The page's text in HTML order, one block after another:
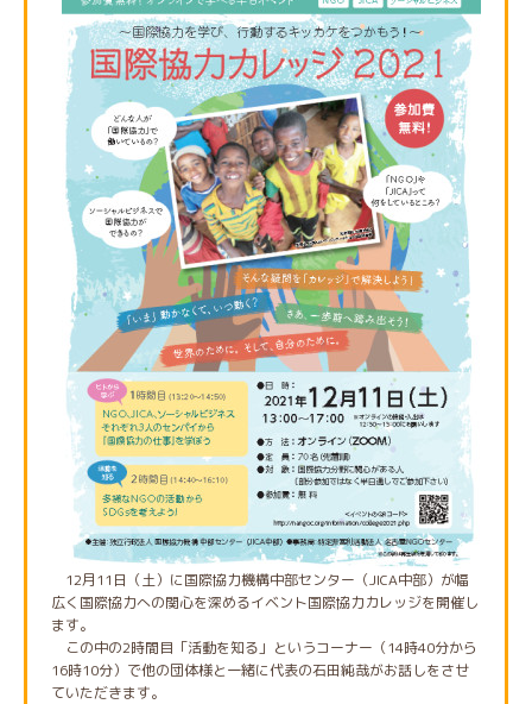
12月11日（土）に国際協力機構中部センター（JICA中部）が幅
広く国際協力への関心を深めるイベント国際協力カレッジを開催し
ます。
この中の2時間目「活動を知る」というコーナー（14時40分から
16時10分）で他の団体様と一緒に代表の石田純哉がお話しをさせ
ていただきます。